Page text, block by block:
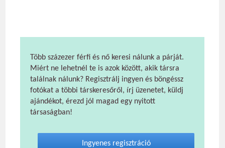
Több százezer férfi és nő keresi nálunk a párját.
Miért ne lehetnél te is azok között, akik társra
találnak nálunk? Regisztrálj ingyen és böngéssz
fotókat a többi társkeresőről, írj üzenetet, küldj
ajándékot, érezd jól magad egy nyitott
társaságban!
Ingyenes regisztráció